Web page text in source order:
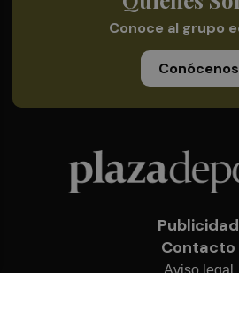
Conoce al grupo
Conócenos
Publicidad
Contacto
Aviso legal